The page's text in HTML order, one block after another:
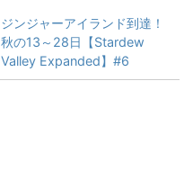
ジンジャーアイランド到達！
秋の13～28日【Stardew
Valley Expanded】#6